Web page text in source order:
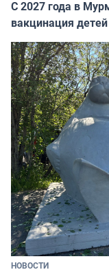
С 2027 года в
вакцинация
НОВОСТИ